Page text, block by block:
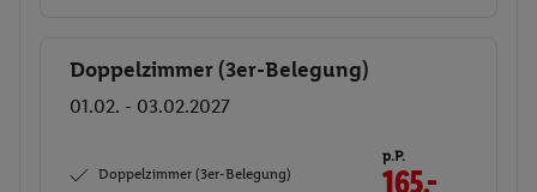
Buchen
Doppelzimmer (3er-Belegung)
01.02. - 03.02.2027
Doppelzimmer (3er-Belegung)
p.P.
165.-